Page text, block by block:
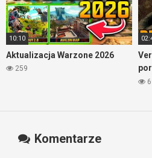
10:10
Aktualizacja Warzone 2026
259
Komentarze